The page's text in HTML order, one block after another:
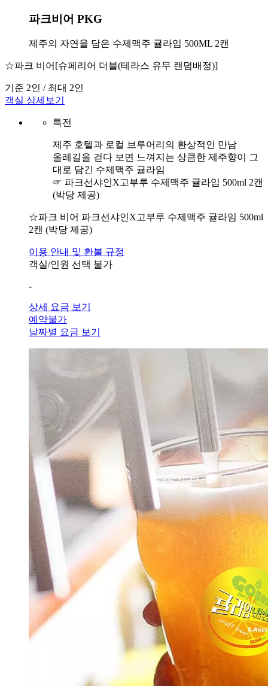
파크비어 PKG
제주의 자연을 담은 수제맥주 귤라임 500ML 2캔
☆파크 비어[슈페리어 더블(테라스 유무 랜덤배정)]
기준 2인 / 최대 2인
객실 상세보기
특전
제주 호텔과 로컬 브루어리의 환상적인 만남
올레길을 걷다 보면 느껴지는 상큼한 제주향이 그
대로 담긴 수제맥주 귤라임
☞ 파크선샤인X고부루 수제맥주 귤라임 500ml 2캔
(박당 제공)
☆파크 비어 파크선샤인X고부루 수제맥주 귤라임 500ml
2캔 (박당 제공)
이용 안내 및 환불 규정
객실/인원 선택 불가
-
상세 요금 보기
예약불가
날짜별 요금 보기